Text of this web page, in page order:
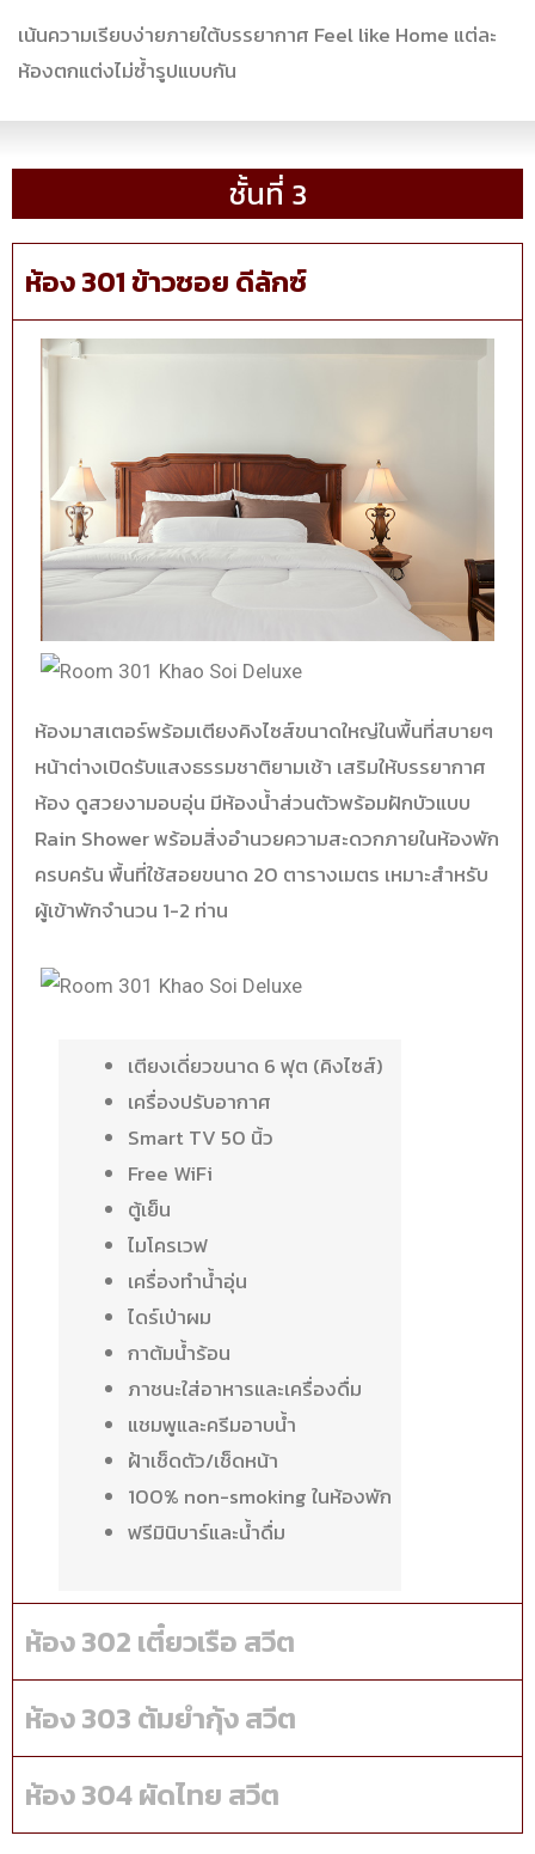
เน้นความเรียบง่ายภายใต้บรรยากาศ Feel like Home แต่ละ
ห้องตกแต่งไม่ซ้ำรูปแบบกัน
ชั้นที่ 3
ห้อง 301 ข้าวซอย ดีลักซ์
ห้องมาสเตอร์พร้อมเตียงคิงไซส์ขนาดใหญ่ในพื้นที่สบายๆ
หน้าต่างเปิดรับแสงธรรมชาติยามเช้า เสริมให้บรรยากาศ
ห้อง ดูสวยงามอบอุ่น มีห้องน้ำส่วนตัวพร้อมฝักบัวแบบ
Rain Shower พร้อมสิ่งอำนวยความสะดวกภายในห้องพัก
ครบครัน พื้นที่ใช้สอยขนาด 20 ตารางเมตร เหมาะสำหรับ
ผู้เข้าพักจำนวน 1-2 ท่าน
เตียงเดี่ยวขนาด 6 ฟุต (คิงไซส์)
เครื่องปรับอากาศ
Smart TV 50 นิ้ว
Free WiFi
ตู้เย็น
ไมโครเวฟ
เครื่องทำน้ำอุ่น
ไดร์เป่าผม
กาต้มน้ำร้อน
ภาชนะใส่อาหารและเครื่องดื่ม
แชมพูและครีมอาบน้ำ
ฝ้าเช็ดตัว/เช็ดหน้า
100% non-smoking ในห้องพัก
ฟรีมินิบาร์และน้ำดื่ม
ห้อง 302 เตี๋ยวเรือ สวีต
ห้อง 303 ต้มยำกุ้ง สวีต
ห้อง 304 ผัดไทย สวีต